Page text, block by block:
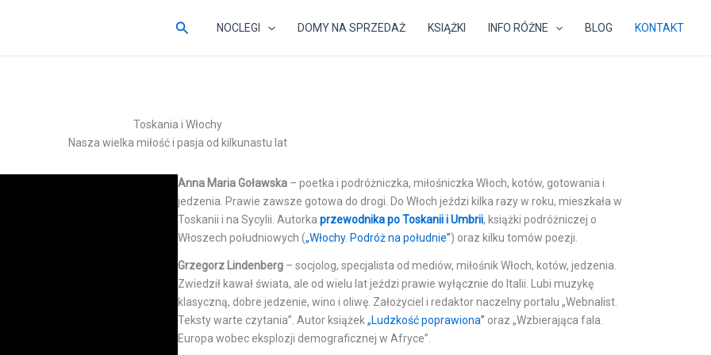
SzukajNOCLEGI DOMY NA SPRZEDAŻ KSIĄŻKI INFO RÓŻNE BLOG KONTAKT
Toskania i Włochy
Nasza wielka miłość i pasja od kilkunastu lat
Anna Maria Goławska – poetka i podróżniczka, miłośniczka Włoch, kotów, gotowania i
jedzenia. Prawie zawsze gotowa do drogi. Do Włoch jeździ kilka razy w roku, mieszkała w
Toskanii i na Sycylii. Autorka przewodnika po Toskanii i Umbrii, książki podróżniczej o
Włoszech południowych („Włochy. Podróż na południe”) oraz kilku tomów poezji.
Grzegorz Lindenberg – socjolog, specjalista od mediów, miłośnik Włoch, kotów, jedzenia.
Zwiedził kawał świata, ale od wielu lat jeździ prawie wyłącznie do Italii. Lubi muzykę
klasyczną, dobre jedzenie, wino i oliwę. Założyciel i redaktor naczelny portalu „Webnalist.
Teksty warte czytania”. Autor książek„Ludzkość poprawiona” oraz „Wzbierająca fala.
Europa wobec eksplozji demograficznej w Afryce”.